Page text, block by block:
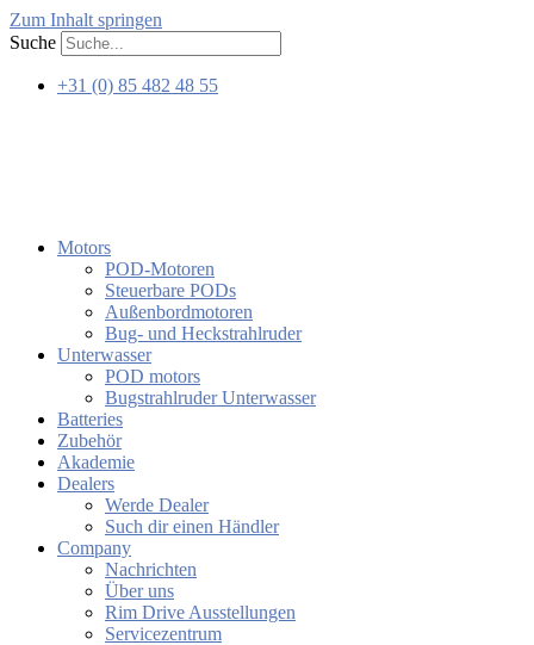
Zum Inhalt springen
Suche
+31 (0) 85 482 48 55
Motors
POD-Motoren
Steuerbare PODs
Außenbordmotoren
Bug- und Heckstrahlruder
Unterwasser
POD motors
Bugstrahlruder Unterwasser
Batteries
Zubehör
Akademie
Dealers
Werde Dealer
Such dir einen Händler
Company
Nachrichten
Über uns
Rim Drive Ausstellungen
Servicezentrum